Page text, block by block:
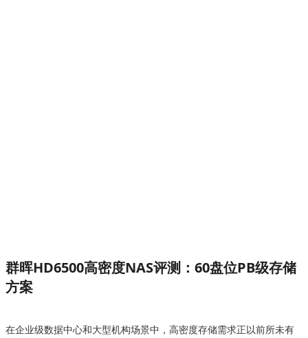
群晖HD6500高密度NAS评测：60盘位PB级存储
方案
在企业级数据中心和大型机构场景中，高密度存储需求正以前所未有